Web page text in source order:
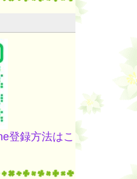
登録方法はこ